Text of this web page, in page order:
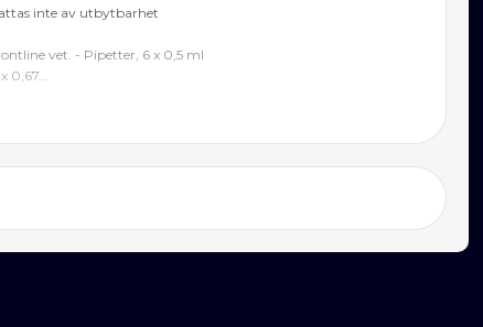
inte av utbytbarhet
vet. - Pipetter, 6 x 0,5 ml
0,67...